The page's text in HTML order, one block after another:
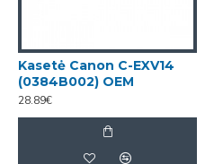
Kasetė Canon C-EXV14
(0384B002) OEM
28.89€